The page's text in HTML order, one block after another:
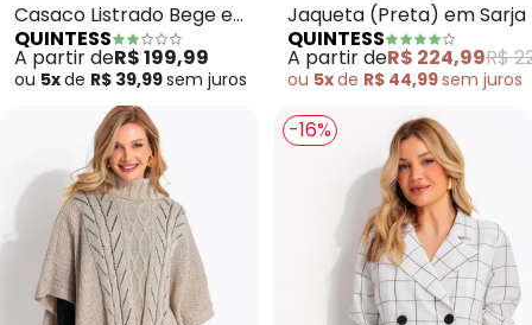
Casaco Listrado Bege em
Tecido de Alfaiataria
QUINTESS
A partir deR$ 199,99
ou 5xde R$ 39,99sem juros
Jaqueta (Preta) em Sarja
QUINTESS
A partir deR$ 224,99R$
ou 5xde R$ 44,99sem juros
-16%